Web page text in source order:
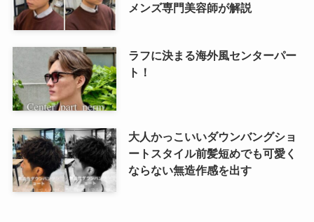
メンズ専門美容師が解説
ラフに決まる海外風センターパー
ト！
大人かっこいいダウンバングショ
ートスタイル前髪短めでも可愛く
ならない無造作感を出す